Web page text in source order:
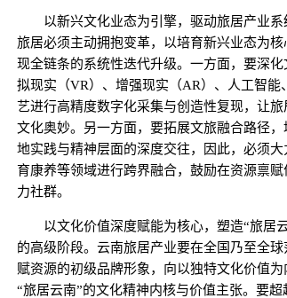
以新兴文化业态为引擎，驱动旅居产业系
旅居必须主动拥抱变革，以培育新兴业态为
现全链条的系统性迭代升级。一方面，要深
拟现实（VR）、增强现实（AR）、人工智
艺进行高精度数字化采集与创造性复现，让
文化奥妙。另一方面，要拓展文旅融合路径
地实践与精神层面的深度交往，因此，必须
育康养等领域进行跨界融合，鼓励在资源禀
力社群。
以文化价值深度赋能为核心，塑造“旅居
的高级阶段。云南旅居产业要在全国乃至全
赋资源的初级品牌形象，向以独特文化价值
“旅居云南”的文化精神内核与价值主张。要